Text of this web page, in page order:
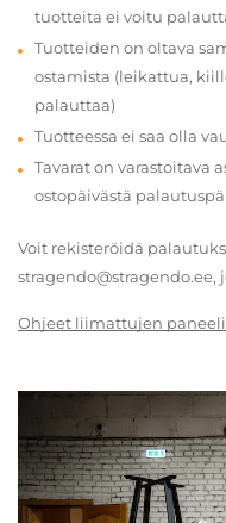
tuotteita ei voitu
Tuotteiden on oltava
ostamista (leikattua,
palauttaa)
Tuotteessa ei saa olla
Tavarat on varastoitava
ostopäivästä
Voit rekisteröidä
stragendo@stragendo.ee,
Ohjeet liimattujen